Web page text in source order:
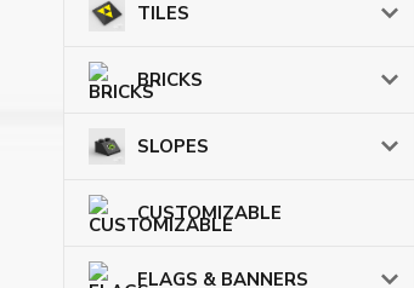
TILES
BRICKS
SLOPES
CUSTOMIZABLE
FLAGS & BANNERS